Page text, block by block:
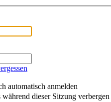
automatisch anmelden
dieser Sitzung verbergen